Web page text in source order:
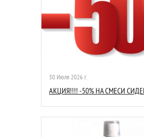
30 Июля 2026 г.
АКЦИЯ!!!! -50% НА СМЕСИ